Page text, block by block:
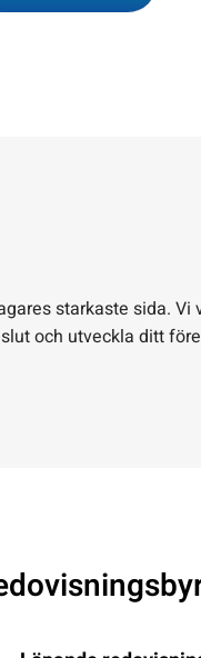
starkaste sida. Vi
och utveckla ditt